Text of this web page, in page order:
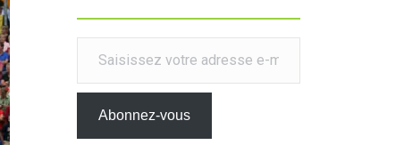
Saisissez votre adresse e-mail…
Abonnez-vous